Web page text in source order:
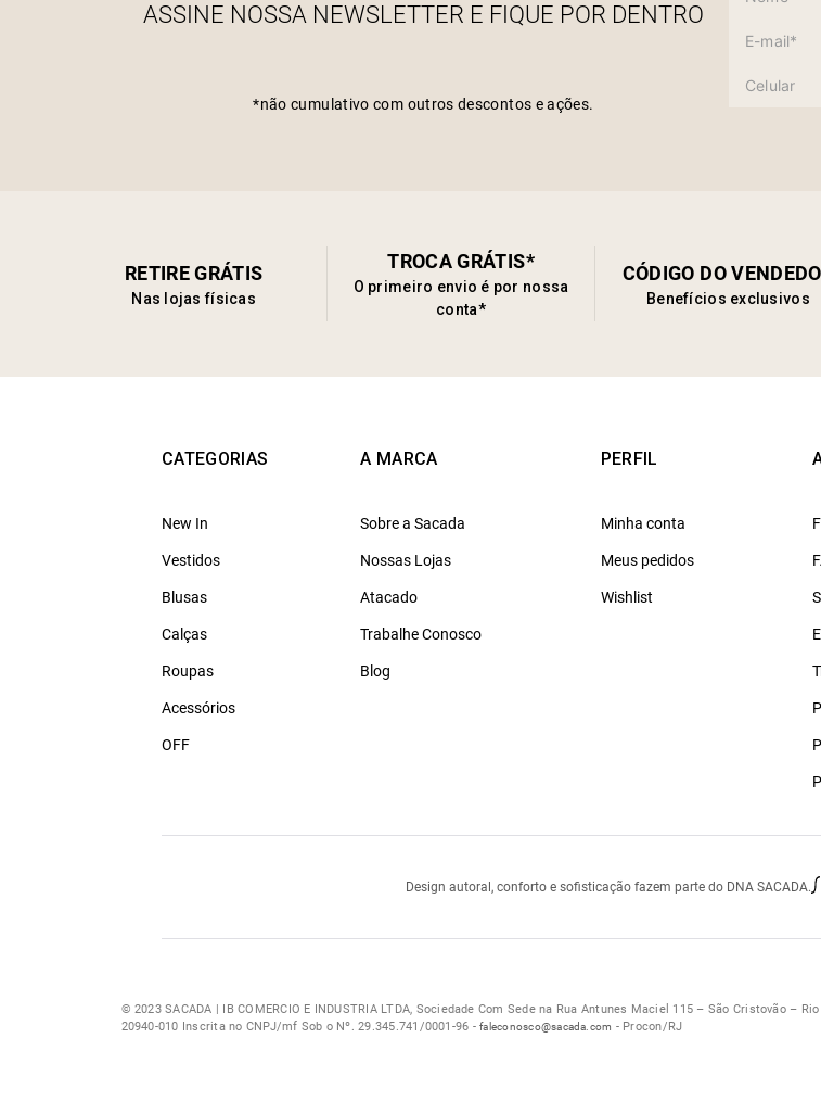
ASSINE NOSSA NEWSLETTER E FIQUE POR DENTRO
*não cumulativo com outros descontos e ações.
RETIRE GRÁTIS
Nas lojas físicas
TROCA GRÁTIS*
O primeiro envio é por nossa
conta*
CÓDIGO DO
Benefícios exclusivos
CATEGORIAS
New In
Vestidos
Blusas
Calças
Roupas
Acessórios
OFF
A MARCA
Sobre a Sacada
Nossas Lojas
Atacado
Trabalhe Conosco
Blog
PERFIL
Minha conta
Meus pedidos
Wishlist
Design autoral, conforto e sofisticação fazem parte do DNA SACADA.
© 2023 SACADA | IB COMERCIO E INDUSTRIA LTDA, Sociedade Com Sede na Rua Antunes Maciel 115 – São Cristovão –
20940-010 Inscrita no CNPJ/mf Sob o Nº. 29.345.741/0001-96 -faleconosco@sacada.com - Procon/RJ